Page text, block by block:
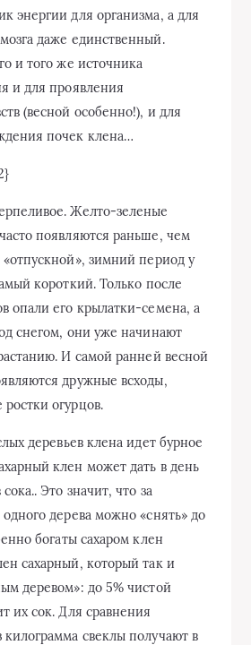
энергии для организма, а для
даже единственный.
и того же источника
и для проявления
(весной особенно!), и для
почек клена…
Желто-зеленые
появляются раньше, чем
зимний период у
короткий. Только после
опали его крылатки-семена, а
снегом, они уже начинают
И самой ранней весной
дружные всходы,
огурцов.
деревьев клена идет бурное
клен может дать в день
Это значит, что за
дерева можно «снять» до
богаты сахаром клен
сахарный, который так и
деревом»: до 5% чистой
их сок. Для сравнения
свеклы получают в